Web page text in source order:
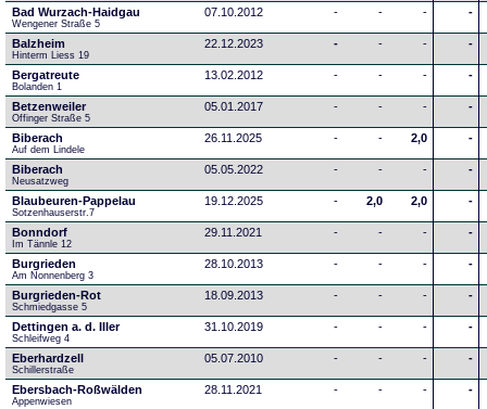
Bad Wurzach-Haidgau
Wengener Straße 5
07.10.2012 - - - -
Balzheim
Hinterm Liess 19
22.12.2023 - - - -
Bergatreute
Bolanden 1
13.02.2012 - - - -
Betzenweiler
Offinger Straße 5
05.01.2017 - - - -
Biberach
Auf dem Lindele
26.11.2025 - - 2,0 -
Biberach
Neusatzweg
05.05.2022 - - - -
Blaubeuren-Pappelau
Sotzenhauserstr.7
19.12.2025 - 2,0 2,0 -
Bonndorf
Im Tännle 12
29.11.2021 - - - -
Burgrieden
Am Nonnenberg 3
28.10.2013 - - - -
Burgrieden-Rot
Schmiedgasse 5
18.09.2013 - - - -
Dettingen a. d. Iller
Schleifweg 4
31.10.2019 - - - -
Eberhardzell
Schillerstraße
05.07.2010 - - - -
Ebersbach-Roßwälden
Appenwiesen
28.11.2021 - - - -